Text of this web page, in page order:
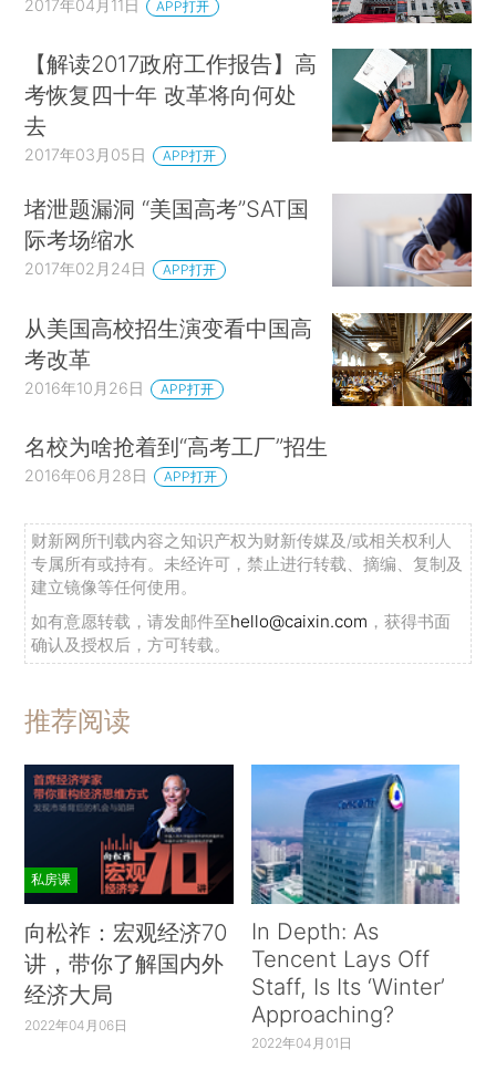
2017年04月11日 APP打开
【解读2017政府工作报告】高
考恢复四十年 改革将向何处
去
2017年03月05日 APP打开
堵泄题漏洞 “美国高考”SAT国
际考场缩水
2017年02月24日 APP打开
从美国高校招生演变看中国高
考改革
2016年10月26日 APP打开
名校为啥抢着到“高考工厂”招生
2016年06月28日 APP打开
财新网所刊载内容之知识产权为财新传媒及/或相关权利人
专属所有或持有。未经许可，禁止进行转载、摘编、复制及
建立镜像等任何使用。
如有意愿转载，请发邮件至hello@caixin.com ，获得书面
确认及授权后，方可转载。
推荐阅读
私房课
向松祚：宏观经济70
讲，带你了解国内外
经济大局
2022年04月06日
In Depth: As
Tencent Lays Off
Staff, Is Its ‘Winter’
Approaching?
2022年04月01日